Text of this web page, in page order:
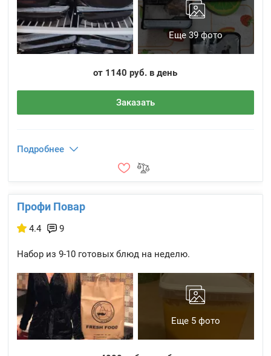
Еще 39 фото
от 1140 руб. в день
Заказать
Подробнее
Профи Повар
4.4 9
Набор из 9-10 готовых блюд на неделю.
Еще 5 фото